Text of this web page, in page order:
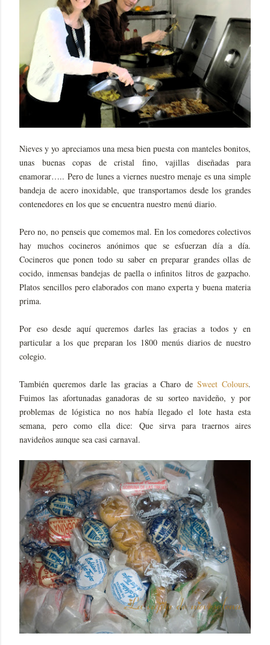
Nieves y yo apreciamos una mesa bien puesta con manteles bonitos,
unas buenas copas de cristal fino, vajillas diseñadas para
enamorar….. Pero de lunes a viernes nuestro menaje es una simple
bandeja de acero inoxidable, que transportamos desde los grandes
contenedores en los que se encuentra nuestro menú diario.
Pero no, no penseis que comemos mal. En los comedores colectivos
hay muchos cocineros anónimos que se esfuerzan día a día.
Cocineros que ponen todo su saber en preparar grandes ollas de
cocido, inmensas bandejas de paella o infinitos litros de gazpacho.
Platos sencillos pero elaborados con mano experta y buena materia
prima.
Por eso desde aquí queremos darles las gracias a todos y en
particular a los que preparan los 1800 menús diarios de nuestro
colegio.
También queremos darle las gracias a Charo de Sweet Colours.
Fuimos las afortunadas ganadoras de su sorteo navideño, y por
problemas de lógistica no nos había llegado el lote hasta esta
semana, pero como ella dice: Que sirva para traernos aires
navideños aunque sea casi carnaval.